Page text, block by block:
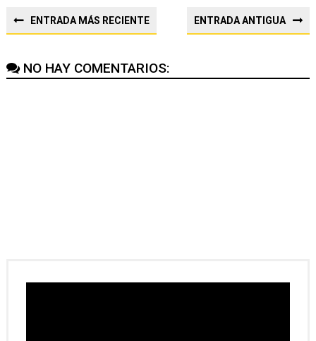
ENTRADA MÁS RECIENTE ENTRADA ANTIGUA
NO HAY COMENTARIOS: